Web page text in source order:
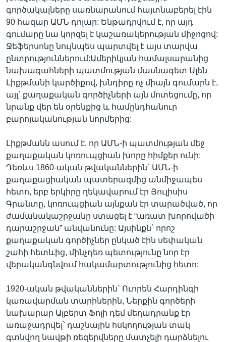
գործակալները սառնարանում հայտնաբերել էին
90 հազար ԱՄՆ դոլար: Ենթադրվում է, որ այդ
գումարը նա կորզել է կաշառակերության միջոցով:
Ջեֆերսոնը նույնպես պարտվել է այս տարվա
ընտրություններում:Ամերիկյան համալսարանից
նախագահների պատմության մասնագետ Ալեն
Լիքթմանի կարծիքով, խնդիրը ոչ միայն գումարն է,
այլ` քաղաքական գործիչների այն մոտեցումը, որ
նրանք վեր են օրենքից և համընդհանուր
բարոյականության նորմերից:
Լիքթմանն ասում է, որ ԱՄՆ-ի պատմության մեջ
քաղաքական կոռուպցիան խորը հիմքեր ունի:
Դեռևս 1860-ական թվականներին` ԱՄՆ-ի
քաղաքացիական պատերազմից անմիջապես
հետո, երբ երկիրը ղեկավարում էր Յուլիսիս
Գրանտը, կոռուպցիան այնքան էր տարածված, որ
ժամանակաշրջանը ստացել է “առատ խորովածի
դարաշրջան” անվանունը: Այսինքն` որոշ
քաղաքական գործիչներ ընկած էին սեփական
շահի հետևից, մինչդեռ պետությունը նոր էր
վերականգնվում հակամարտությունից հետո:
1920-ական թվականներին` Ուորեն Հարդինգի
կառավարման տարիներին, Ներքին գործերի
նախարար Ալբերտ Ֆոլի դեմ մեղադրանք էր
առաջադրվել` դաշնային հսկողության տակ
գտնվող նավթի ռեզերվները մատչելի դարձնելու